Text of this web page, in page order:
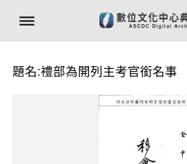
題名:禮部為開列主考官銜名事